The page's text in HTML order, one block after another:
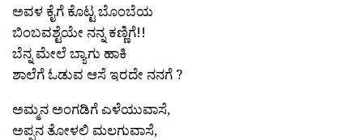
ಅವಳ ಕೈಗೆ ಕೊಟ್ಟ ಬೊಂಬೆಯ
ಬಿಂಬವಶ್ಟೆಯೇ ನನ್ನ ಕಣ್ಣಿಗೆ!!
ಬೆನ್ನ ಮೇಲೆ ಬ್ಯಾಗು ಹಾಕಿ
ಶಾಲೆಗೆ ಓಡುವ ಆಸೆ ಇರದೇ ನನಗೆ ?
ಅಮ್ಮನ ಅಂಗಡಿಗೆ ಎಳೆಯುವಾಸೆ,
ಅಪ್ಪನ ತೋಳಲಿ ಮಲಗುವಾಸೆ,